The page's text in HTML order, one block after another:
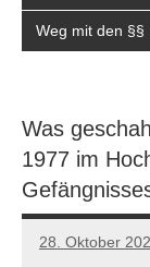
Weg mit den
Was
1977 im
28. Oktober
network